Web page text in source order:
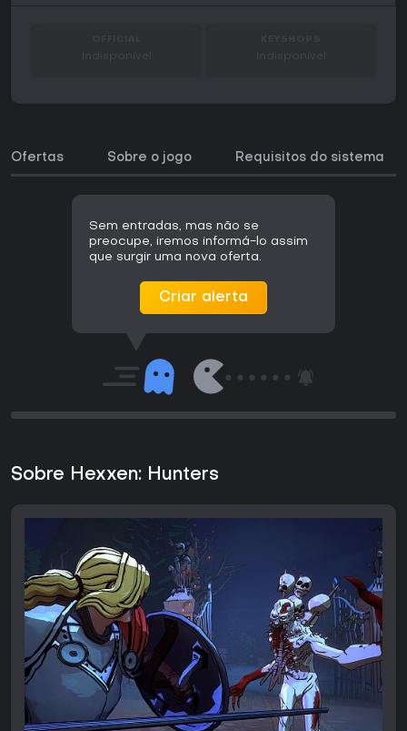
Indisponível Indisponível
Ofertas Sobre o jogo Requisitos do sistema
Sem entradas, mas não se
preocupe, iremos informá-lo assim
que surgir uma nova oferta.
Criar alerta
Sobre Hexxen: Hunters